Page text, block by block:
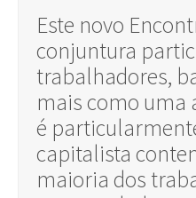
Este novo
conjuntura
trabalhadores,
mais como uma
é
capitalista
maioria dos